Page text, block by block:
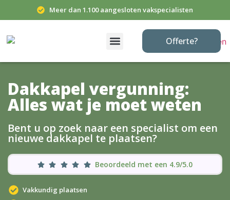
Meer dan 1.100 aangesloten vakspecialisten
Offerte?
Dakkapel vergunning:
Alles wat je moet weten
Bent u op zoek naar een specialist om een
nieuwe dakkapel te plaatsen?
Beoordeeld met een 4.9/5.0
Vakkundig plaatsen